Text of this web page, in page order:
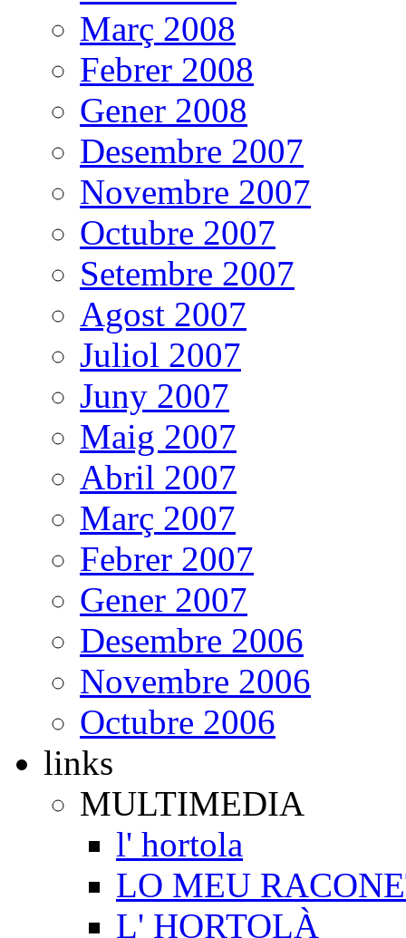
Març 2008
Febrer 2008
Gener 2008
Desembre 2007
Novembre 2007
Octubre 2007
Setembre 2007
Agost 2007
Juliol 2007
Juny 2007
Maig 2007
Abril 2007
Març 2007
Febrer 2007
Gener 2007
Desembre 2006
Novembre 2006
Octubre 2006
links
MULTIMEDIA
l' hortola
LO MEU
L' HORTOLÀ